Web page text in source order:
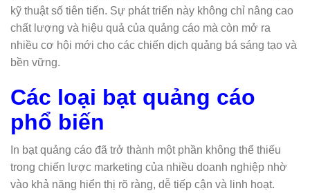
kỹ thuật số tiên tiến. Sự phát triển này không chỉ nâng cao
chất lượng và hiệu quả của quảng cáo mà còn mở ra
nhiều cơ hội mới cho các chiến dịch quảng bá sáng tạo và
bền vững.
Các loại bạt quảng cáo
phổ biến
In bạt quảng cáo đã trở thành một phần không thể thiếu
trong chiến lược marketing của nhiều doanh nghiệp nhờ
vào khả năng hiển thị rõ ràng, dễ tiếp cận và linh hoạt.